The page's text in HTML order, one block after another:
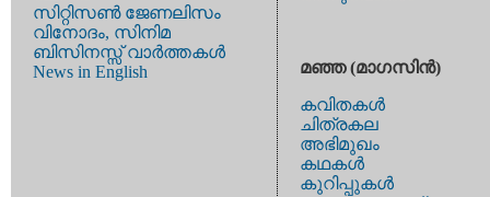
സിറ്റിസണ്‍ ജേണലിസം
വിനോദം, സിനിമ
ബിസിനസ്സ് വാര്‍ത്തകള്‍
News in English
മഞ്ഞ (മാഗസിന്‍)
കവിതകള്‍
ചിത്രകല
അഭിമുഖം
കഥകള്‍
കുറിപ്പുകള്‍